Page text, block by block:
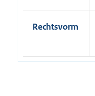
Rechtsvorm